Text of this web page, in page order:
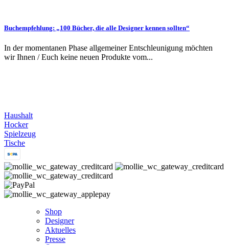
Buchempfehlung: „100 Bücher, die alle Designer kennen sollten“
In der momentanen Phase allgemeiner Entschleunigung möchten
wir Ihnen / Euch keine neuen Produkte vom...
Haushalt
Hocker
Spielzeug
Tische
Shop
Designer
Aktuelles
Presse